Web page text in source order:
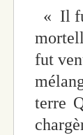
« Il
fut
terre